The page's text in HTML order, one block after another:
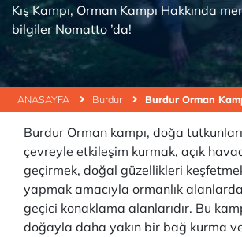
ANASAYFA Burdur Burdur Orman
Kış Kampı, Orman Kampı Hakkında
bilgiler Nomatto ’da!
Burdur Orman kampı, doğa
çevreyle etkileşim kurmak, açık
geçirmek, doğal güzellikleri
yapmak amacıyla ormanlık
geçici konaklama alanlarıdır. Bu
doğayla daha yakın bir bağ kurma